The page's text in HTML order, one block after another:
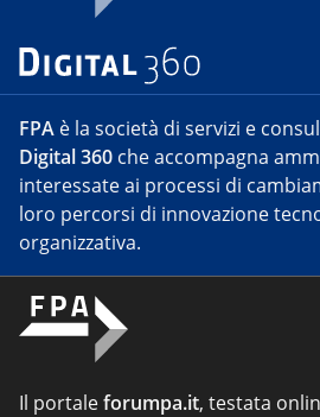
FPA è la società di servizi e
Digital 360 che accompagna
interessate ai processi di
loro percorsi di innovazione
organizzativa.
Il portaleforumpa.it, testata